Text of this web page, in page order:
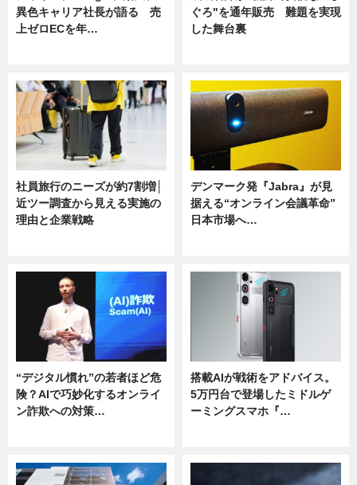
異色キャリア社長が語る 売
上ゼロECを年…
ぐろ"を通年販売 難題を実現
した舞台裏
社員旅行のニーズが約7割増│
近ツー調査から見える実施の
理由と企業戦略
デンマーク発『Jabra』が見
据える“オンライン会議革命”
日本市場へ…
“デジタル慣れ”の若者ほど危
険？AIで巧妙化するオンライ
ン詐欺への対策…
搭載AIが戦術をアドバイス。
5万円台で登場したミドルゲ
ーミングスマホ『…